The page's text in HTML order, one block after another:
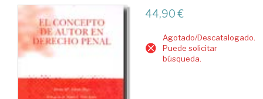
44,90 €
Agotado/Descatalogado.
Puede solicitar
búsqueda.